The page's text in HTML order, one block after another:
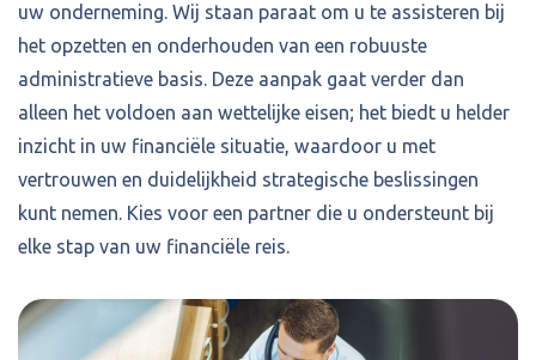
uw onderneming. Wij staan paraat om u te assisteren bij
het opzetten en onderhouden van een robuuste
administratieve basis. Deze aanpak gaat verder dan
alleen het voldoen aan wettelijke eisen; het biedt u helder
inzicht in uw financiële situatie, waardoor u met
vertrouwen en duidelijkheid strategische beslissingen
kunt nemen. Kies voor een partner die u ondersteunt bij
elke stap van uw financiële reis.